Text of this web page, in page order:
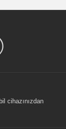
cihazınızdan